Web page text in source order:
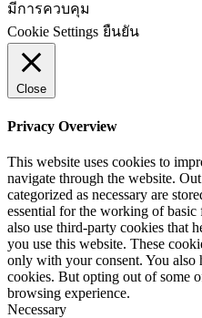
มีการควบคุม
Cookie Settings ยืนยัน
Close
Privacy Overview
This website uses cookies to
navigate through the website.
categorized as necessary are
essential for the working of
also use third-party cookies that
you use this website. These
only with your consent. You also
cookies. But opting out of some
browsing experience.
Necessary